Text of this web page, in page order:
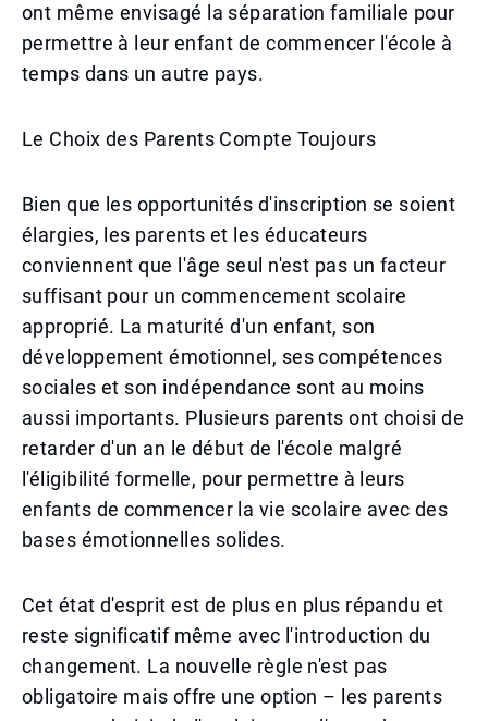
ont même envisagé la séparation familiale pour
permettre à leur enfant de commencer l'école à
temps dans un autre pays.
Le Choix des Parents Compte Toujours
Bien que les opportunités d'inscription se soient
élargies, les parents et les éducateurs
conviennent que l'âge seul n'est pas un facteur
suffisant pour un commencement scolaire
approprié. La maturité d'un enfant, son
développement émotionnel, ses compétences
sociales et son indépendance sont au moins
aussi importants. Plusieurs parents ont choisi de
retarder d'un an le début de l'école malgré
l'éligibilité formelle, pour permettre à leurs
enfants de commencer la vie scolaire avec des
bases émotionnelles solides.
Cet état d'esprit est de plus en plus répandu et
reste significatif même avec l'introduction du
changement. La nouvelle règle n'est pas
obligatoire mais offre une option – les parents